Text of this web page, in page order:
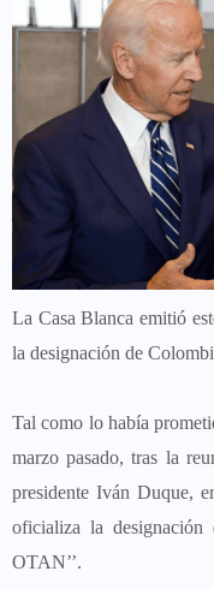
La Casa Blanca emitió
la designación de
Tal como lo había
marzo pasado, tras la
presidente Iván Duque,
oficializa la designación
OTAN’’.